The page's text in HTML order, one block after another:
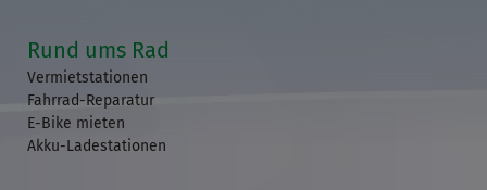
Rund ums Rad
Vermietstationen
Fahrrad-Reparatur
E-Bike mieten
Akku-Ladestationen